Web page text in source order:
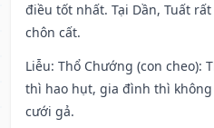
điều tốt nhất. Tại Dần, Tuất
chôn cất.
Liễu: Thổ Chướng (con cheo):
thì hao hụt, gia đình thì
cưới gả.